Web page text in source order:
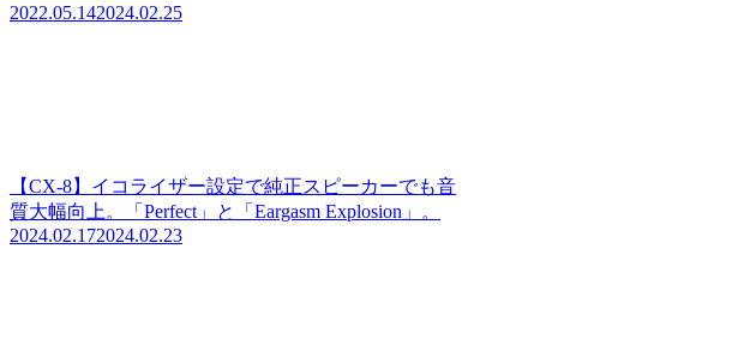
2022.05.142024.02.25
【CX-8】イコライザー設定で純正スピーカーでも音
質大幅向上。「Perfect」と「Eargasm Explosion」。
2024.02.172024.02.23